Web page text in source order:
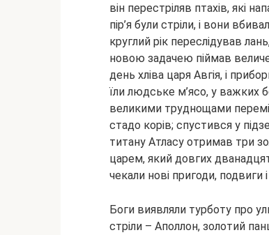
він перестріляв птахів, які
пір’я були стріли, і вони
круглий рік переслідував
новою задачею піймав
день хліва царя Авгія, і
їли людське м’ясо, у важких
великими труднощами
стадо корів; спустився у
титану Атласу отримав три
царем, який довгих
чекали нові пригоди, подвиги
Боги виявляли турботу про
стріли – Аполлон, золотий